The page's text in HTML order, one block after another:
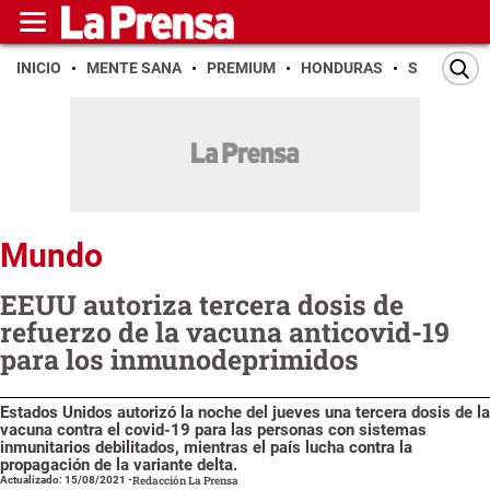
INICIO MENTE SANA PREMIUM HONDURAS SAN PEDRO
Mundo
EEUU autoriza tercera dosis de
refuerzo de la vacuna anticovid-19
para los inmunodeprimidos
Estados Unidos autorizó la noche del jueves una tercera dosis de la
vacuna contra el covid-19 para las personas con sistemas
inmunitarios debilitados, mientras el país lucha contra la
propagación de la variante delta.
Actualizado: 15/08/2021 -Redacción La Prensa